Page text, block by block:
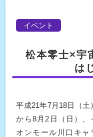
イベント
松本零士×
は
平成21年7月18日（土
から8月2日（日）、
オンモール川口キャ